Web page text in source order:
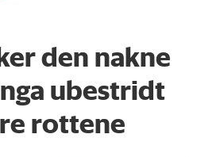
den nakne
ubestridt
rottene